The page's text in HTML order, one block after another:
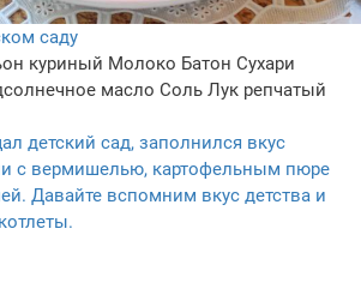
саду
куриный Молоко Батон Сухари
масло Соль Лук репчатый
детский сад, заполнился вкус
с вермишелью, картофельным пюре
Давайте вспомним вкус детства и